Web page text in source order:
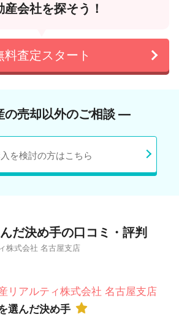
産会社を探そう！
料査定スタート
売却以外のご相談 ―
を検討の方はこちら
だ決め手の口コミ・評判
株式会社 名古屋支店
リアルティ株式会社 名古屋支店
選んだ決め手